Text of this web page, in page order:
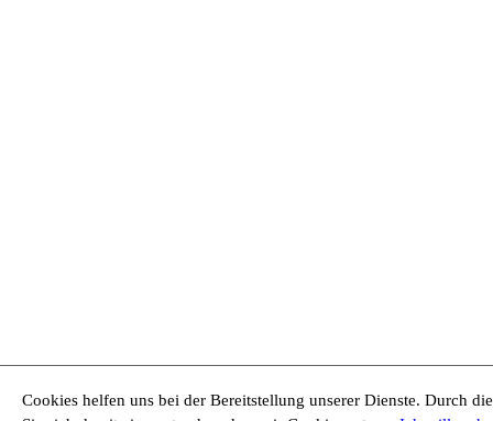
Cookies helfen uns bei der Bereitstellung unserer Dienste. Durch